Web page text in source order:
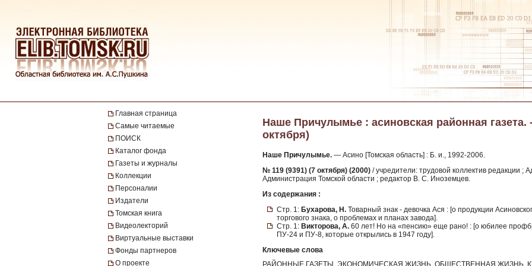
Главная страница
Самые читаемые
ПОИСК
Каталог фонда
Газеты и журналы
Коллекции
Персоналии
Издатели
Томская книга
Видеолекторий
Виртуальные выставки
Фонды партнеров
О проекте
Наше Причулымье : асиновская районная газета.
октября)
Наше Причулымье. — Асино [Томская область] : Б. и., 1992-2006.
№ 119 (9391) (7 октября) (2000) / учредители: трудовой коллектив редакции ;
Администрация Томской области ; редактор В. С. Иноземцев.
Из содержания :
Стр. 1: Бухарова, Н. Товарный знак - девочка Ася : [о продукции
торгового знака, о проблемах и планах завода].
Стр. 1: Викторова, А. 60 лет! Но на «пенсию» еще рано! : [о юбилее
ПУ-24 и ПУ-8, которые открылись в 1947 году].
Ключевые слова
РАЙОННЫЕ ГАЗЕТЫ, ЭКОНОМИЧЕСКАЯ ЖИЗНЬ, ОБЩЕСТВЕННАЯ ЖИЗНЬ,